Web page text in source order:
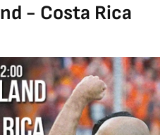
- Costa Rica